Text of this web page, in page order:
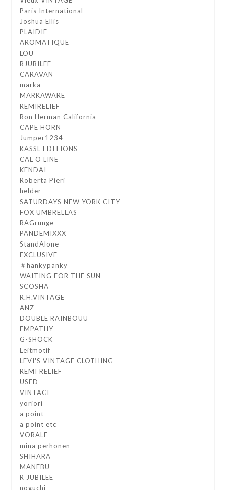
Paris International
Joshua Ellis
PLAIDIE
AROMATIQUE
LOU
RJUBILEE
CARAVAN
marka
MARKAWARE
REMIRELIEF
Ron Herman California
CAPE HORN
Jumper1234
KASSL EDITIONS
CAL O LINE
KENDAI
Roberta Pieri
helder
SATURDAYS NEW YORK CITY
FOX UMBRELLAS
RAGrunge
PANDEMIXXX
StandAlone
EXCLUSIVE
＃hankypanky
WAITING FOR THE SUN
SCOSHA
R.H.VINTAGE
ANZ
DOUBLE RAINBOUU
EMPATHY
G-SHOCK
Leitmotif
LEVI'S VINTAGE CLOTHING
REMI RELIEF
USED
VINTAGE
yoriori
a point
a point etc
VORALE
mina perhonen
SHIHARA
MANEBU
R JUBILEE
noguchi